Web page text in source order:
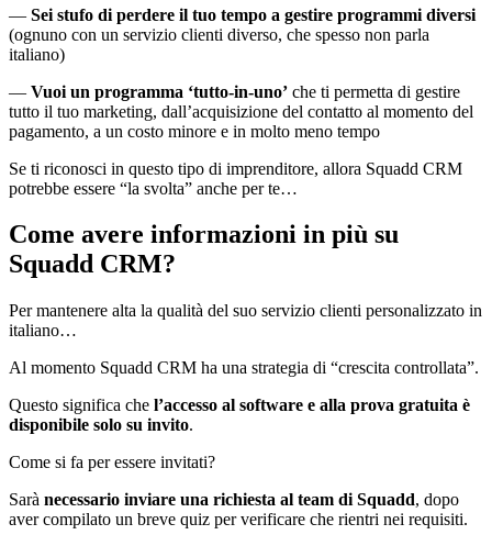
— Sei stufo di perdere il tuo tempo a gestire programmi diversi
(ognuno con un servizio clienti diverso, che spesso non parla
italiano)
— Vuoi un programma ‘tutto-in-uno’ che ti permetta di gestire
tutto il tuo marketing, dall’acquisizione del contatto al momento del
pagamento, a un costo minore e in molto meno tempo
Se ti riconosci in questo tipo di imprenditore, allora Squadd CRM
potrebbe essere “la svolta” anche per te…
Come avere informazioni in più su
Squadd CRM?
Per mantenere alta la qualità del suo servizio clienti personalizzato in
italiano…
Al momento Squadd CRM ha una strategia di “crescita controllata”.
Questo significa che l’accesso al software e alla prova gratuita è
disponibile solo su invito.
Come si fa per essere invitati?
Sarà necessario inviare una richiesta al team di Squadd, dopo
aver compilato un breve quiz per verificare che rientri nei requisiti.